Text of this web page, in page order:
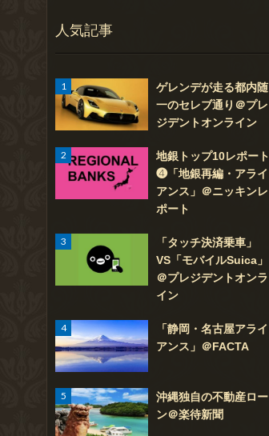
人気記事
ゲレンデが走る都内随
一のセレブ通り＠プレ
ジデントオンライン
地銀トップ10レポート
❹「地銀再編・アライ
アンス」＠ニッキンレ
ポート
「タッチ決済乗車」
VS「モバイルSuica」
＠プレジデントオンラ
イン
「静岡・名古屋アライ
アンス」＠FACTA
沖縄独自の不動産ロー
ン＠楽待新聞